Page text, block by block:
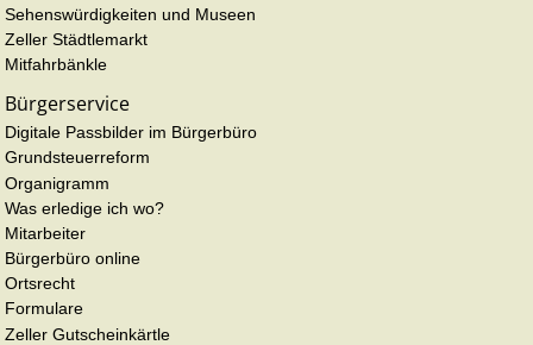
Sehenswürdigkeiten und Museen
Zeller Städtlemarkt
Mitfahrbänkle
Bürgerservice
Digitale Passbilder im Bürgerbüro
Grundsteuerreform
Organigramm
Was erledige ich wo?
Mitarbeiter
Bürgerbüro online
Ortsrecht
Formulare
Zeller Gutscheinkärtle